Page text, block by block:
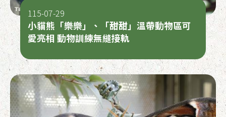
小貓熊「樂樂」、「甜甜」溫帶動物區可
愛亮相 動物訓練無縫接軌
115-07-29